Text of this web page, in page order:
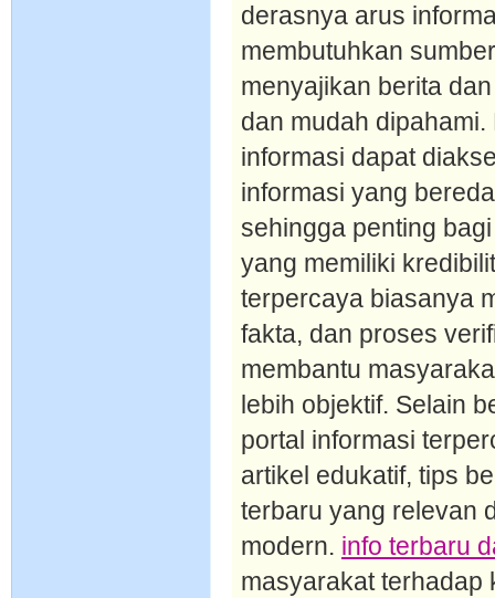
derasnya arus
membutuhkan
menyajikan berita
dan mudah
informasi dapat
informasi yang
sehingga penting
yang memiliki
terpercaya biasanya
fakta, dan proses
membantu
lebih objektif. Selain
portal informasi
artikel edukatif, tips
terbaru yang relevan
modern. info terbaru
masyarakat terhadap